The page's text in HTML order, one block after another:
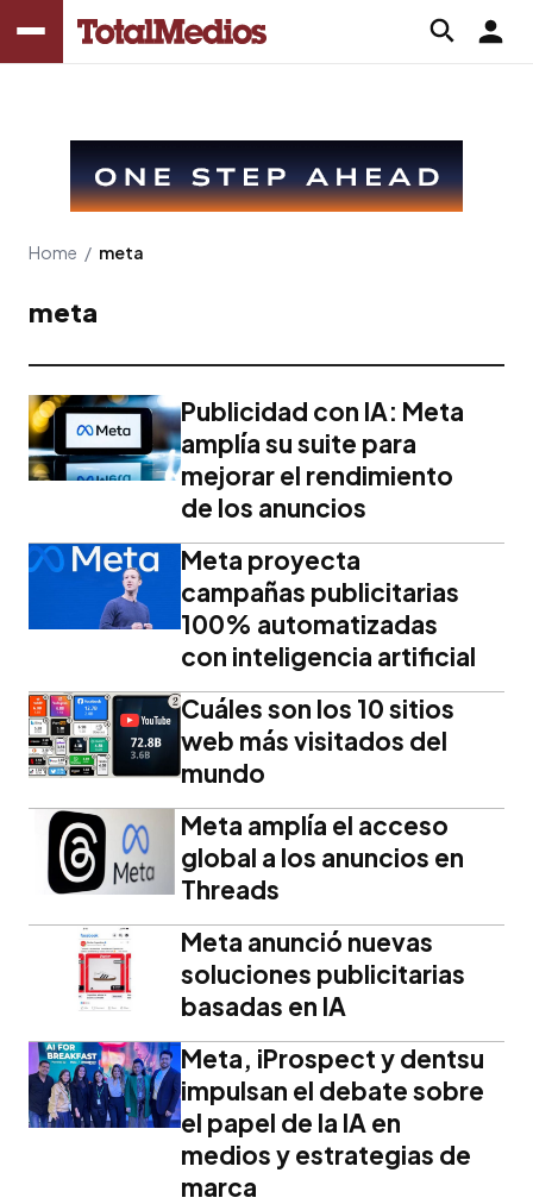
Home / meta
meta
Publicidad con IA: Meta
amplía su suite para
mejorar el rendimiento
de los anuncios
Meta proyecta
campañas publicitarias
100% automatizadas
con inteligencia artificial
Cuáles son los 10 sitios
web más visitados del
mundo
Meta amplía el acceso
global a los anuncios en
Threads
Meta anunció nuevas
soluciones publicitarias
basadas en IA
Meta, iProspect y dentsu
impulsan el debate sobre
el papel de la IA en
medios y estrategias de
marca